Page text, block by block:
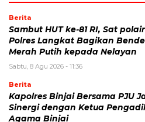
Berita
Sambut HUT ke-81 RI, Sat
Polres Langkat Bagikan
Merah Putih kepada Nelayan
Sabtu, 8 Agu 2026 - 11:36
Berita
Kapolres Binjai Bersama PJU
Sinergi dengan Ketua
Agama Binjai